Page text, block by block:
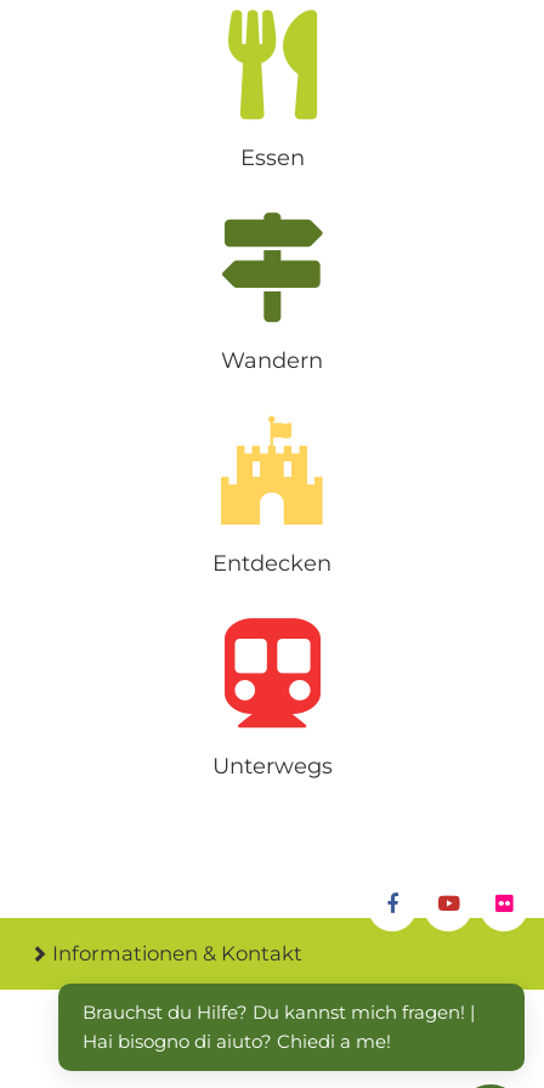
Essen
Wandern
Entdecken
Unterwegs
Informationen & Kontakt
Brauchst du Hilfe? Du kannst mich fragen! |
Hai bisogno di aiuto? Chiedi a me!